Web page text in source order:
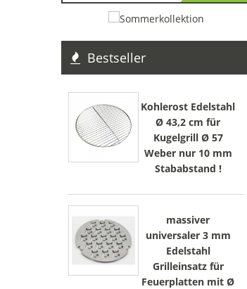
Bestseller
Kohlerost Edelstahl
Ø 43,2 cm für
Kugelgrill Ø 57
Weber nur 10 mm
Stababstand !
massiver
universaler 3 mm
Edelstahl
Grilleinsatz für
Feuerplatten mit Ø